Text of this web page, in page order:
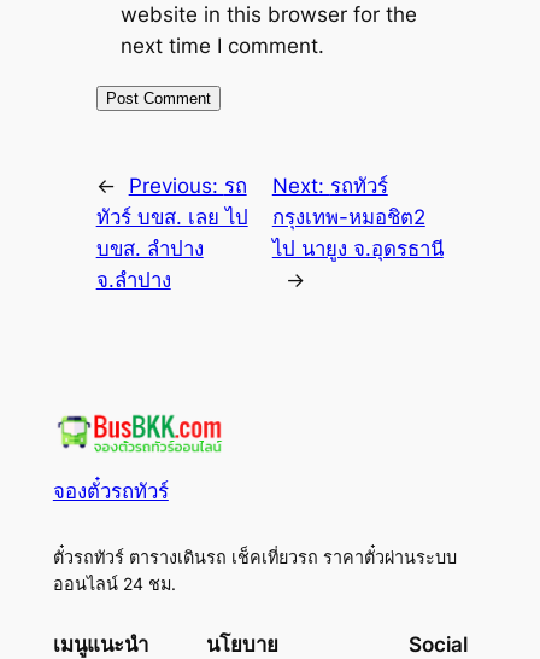
website in this browser for the
next time I comment.
← Previous: รถ
ทัวร์ บขส. เลย ไป
บขส. ลำปาง
จ.ลำปาง
Next: รถทัวร์
กรุงเทพ-หมอชิต2
ไป นายูง จ.อุดรธานี
→
จองตั๋วรถทัวร์
ตั๋วรถทัวร์ ตารางเดินรถ เช็คเที่ยวรถ ราคาตั๋วผ่านระบบ
ออนไลน์ 24 ชม.
เมนูแนะนำ นโยบาย Social